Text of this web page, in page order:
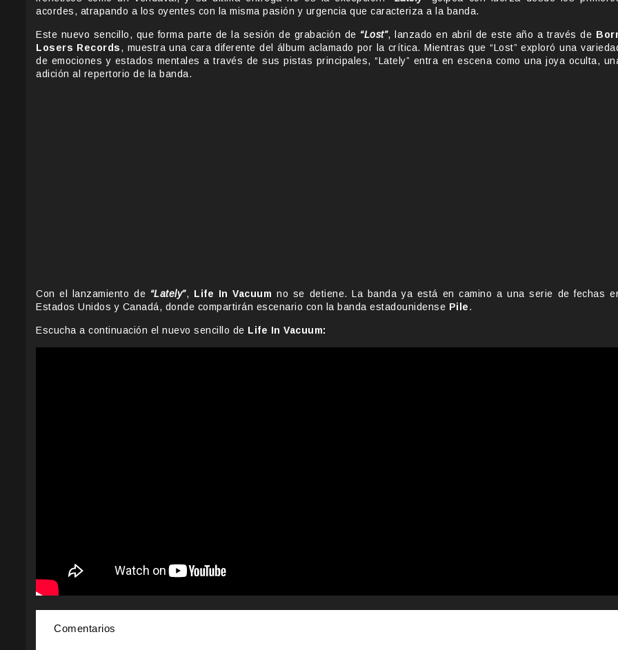
acordes, atrapando a los oyentes con la misma pasión y urgencia que caracteriza a la banda.
Este nuevo sencillo, que forma parte de la sesión de grabación de “Lost”, lanzado en abril de este año a través de
Losers Records, muestra una cara diferente del álbum aclamado por la crítica. Mientras que “Lost” exploró una
de emociones y estados mentales a través de sus pistas principales, “Lately” entra en escena como una joya oculta,
adición al repertorio de la banda.
Con el lanzamiento de “Lately”, Life In Vacuum no se detiene. La banda ya está en camino a una serie de fechas
Estados Unidos y Canadá, donde compartirán escenario con la banda estadounidense Pile.
Escucha a continuación el nuevo sencillo de Life In Vacuum:
Comentarios